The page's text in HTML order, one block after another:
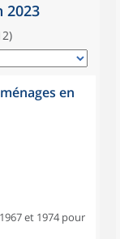
2023
en
et 1974 pour